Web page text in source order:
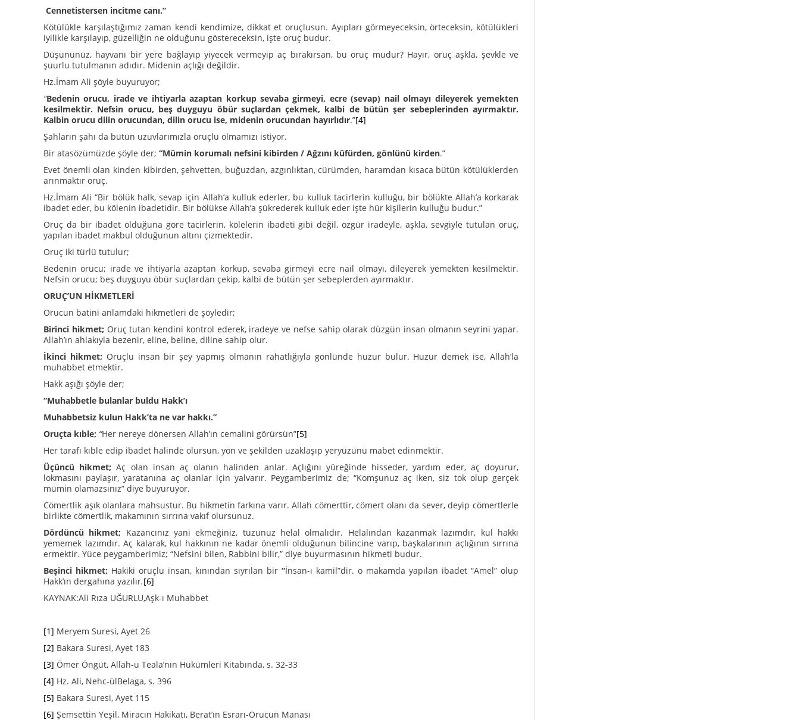
Cennetistersen incitme canı.”
Kötülükle karşılaştığımız zaman kendi kendimize, dikkat et oruçlusun. Ayıpları görmeyeceksin, örteceksin, kötülükleri
iyilikle karşılayıp, güzelliğin ne olduğunu göstereceksin, işte oruç budur.
Düşününüz, hayvanı bir yere bağlayıp yiyecek vermeyip aç bırakırsan, bu oruç mudur? Hayır, oruç aşkla, şevkle ve
şuurlu tutulmanın adıdır. Midenin açlığı değildir.
Hz.İmam Ali şöyle buyuruyor;
“Bedenin orucu, irade ve ihtiyarla azaptan korkup sevaba girmeyi, ecre (sevap) nail olmayı dileyerek yemekten
kesilmektir. Nefsin orucu, beş duyguyu öbür suçlardan çekmek, kalbi de bütün şer sebeplerinden ayırmaktır.
Kalbin orucu dilin orucundan, dilin orucu ise, midenin orucundan hayırlıdır.”[4]
Şahların şahı da bütün uzuvlarımızla oruçlu olmamızı istiyor.
Bir atasözümüzde şöyle der; “Mümin korumalı nefsini kibirden / Ağzını küfürden, gönlünü kirden.”
Evet önemli olan kinden kibirden, şehvetten, buğuzdan, azgınlıktan, cürümden, haramdan kısaca bütün kötülüklerden
arınmaktır oruç.
Hz.İmam Ali “Bir bölük halk, sevap için Allah’a kulluk ederler, bu kulluk tacirlerin kulluğu, bir bölükte Allah’a korkarak
ibadet eder, bu kölenin ibadetidir. Bir bölükse Allah’a şükrederek kulluk eder işte hür kişilerin kulluğu budur.”
Oruç da bir ibadet olduğuna göre tacirlerin, kölelerin ibadeti gibi değil, özgür iradeyle, aşkla, sevgiyle tutulan oruç,
yapılan ibadet makbul olduğunun altını çizmektedir.
Oruç iki türlü tutulur;
Bedenin orucu; irade ve ihtiyarla azaptan korkup, sevaba girmeyi ecre nail olmayı, dileyerek yemekten kesilmektir.
Nefsin orucu; beş duyguyu öbür suçlardan çekip, kalbi de bütün şer sebeplerden ayırmaktır.
ORUÇ’UN HİKMETLERİ
Orucun batini anlamdaki hikmetleri de şöyledir;
Birinci hikmet; Oruç tutan kendini kontrol ederek, iradeye ve nefse sahip olarak düzgün insan olmanın seyrini yapar.
Allah’ın ahlakıyla bezenir, eline, beline, diline sahip olur.
İkinci hikmet; Oruçlu insan bir şey yapmış olmanın rahatlığıyla gönlünde huzur bulur. Huzur demek ise, Allah’la
muhabbet etmektir.
Hakk aşığı şöyle der;
“Muhabbetle bulanlar buldu Hakk’ı
Muhabbetsiz kulun Hakk’ta ne var hakkı.”
Oruçta kıble; “Her nereye dönersen Allah’ın cemalini görürsün”[5]
Her tarafı kıble edip ibadet halinde olursun, yön ve şekilden uzaklaşıp yeryüzünü mabet edinmektir.
Üçüncü hikmet;Aç olan insan aç olanın halinden anlar. Açlığını yüreğinde hisseder, yardım eder, aç doyurur,
lokmasını paylaşır, yaratanına aç olanlar için yalvarır. Peygamberimiz de; “Komşunuz aç iken, siz tok olup gerçek
mümin olamazsınız” diye buyuruyor.
Cömertlik aşık olanlara mahsustur. Bu hikmetin farkına varır. Allah cömerttir, cömert olanı da sever, deyip cömertlerle
birlikte cömertlik, makamının sırrına vakıf olursunuz.
Dördüncü hikmet; Kazancınız yani ekmeğiniz, tuzunuz helal olmalıdır. Helalından kazanmak lazımdır, kul hakkı
yememek lazımdır. Aç kalarak, kul hakkının ne kadar önemli olduğunun bilincine varıp, başkalarının açlığının sırrına
ermektir. Yüce peygamberimiz; “Nefsini bilen, Rabbini bilir,” diye buyurmasının hikmeti budur.
Beşinci hikmet; Hakiki oruçlu insan, kınından sıyrılan bir “İnsan-ı kamil”dir. o makamda yapılan ibadet “Amel” olup
Hakk’ın dergahına yazılır.[6]
KAYNAK:Ali Rıza UĞURLU,Aşk-ı Muhabbet
[1] Meryem Suresi, Ayet 26
[2] Bakara Suresi, Ayet 183
[3] Ömer Öngüt, Allah-u Teala’nın Hükümleri Kitabında, s. 32-33
[4] Hz. Ali, Nehc-ülBelaga, s. 396
[5] Bakara Suresi, Ayet 115
[6] Şemsettin Yeşil, Miracın Hakikatı, Berat’ın Esrarı-Orucun Manası